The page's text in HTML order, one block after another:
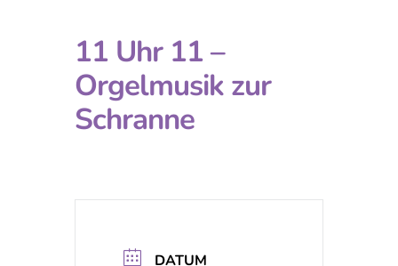
11 Uhr 11 –
Orgelmusik zur
Schranne
DATUM